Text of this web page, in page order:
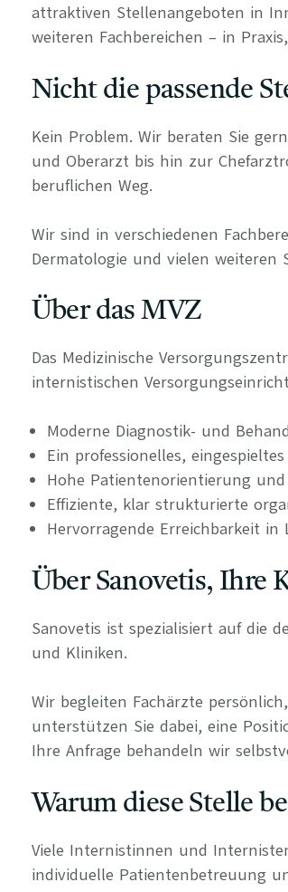
attraktiven Stellenangeboten in
weiteren Fachbereichen – in
Nicht die passende
Kein Problem. Wir beraten Sie
und Oberarzt bis hin zur
beruflichen Weg.
Wir sind in verschiedenen
Dermatologie und vielen weiteren
Über das MVZ
Das Medizinische
internistischen
Moderne Diagnostik- und
Ein professionelles,
Hohe Patientenorientierung
Effiziente, klar strukturierte
Hervorragende Erreichbarkeit in
Über Sanovetis, Ihre
Sanovetis ist spezialisiert auf die
und Kliniken.
Wir begleiten Fachärzte
unterstützen Sie dabei, eine
Ihre Anfrage behandeln wir
Warum diese Stelle
Viele Internistinnen und
individuelle Patientenbetreuung